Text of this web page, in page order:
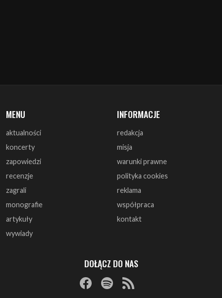
aktualności
zapowiedzi
recenzje
zagrali
monografie
artykuły
wywiady
redakcja
warunki prawne
polityka cookies
reklama
współpraca
kontakt
DOŁĄCZ DO NAS
© 1997 - 2025 ArtRock.pl - Wszelkie prawa zastrzeżone.